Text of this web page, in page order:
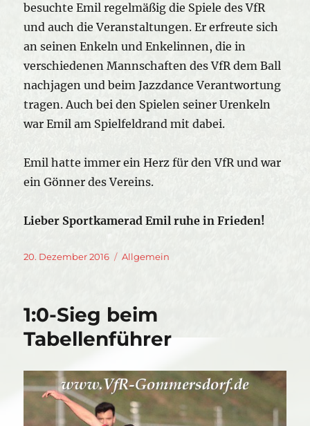
besuchte Emil regelmäßig die Spiele des VfR
und auch die Veranstaltungen. Er erfreute sich
an seinen Enkeln und Enkelinnen, die in
verschiedenen Mannschaften des VfR dem Ball
nachjagen und beim Jazzdance Verantwortung
tragen. Auch bei den Spielen seiner Urenkeln
war Emil am Spielfeldrand mit dabei.
Emil hatte immer ein Herz für den VfR und war
ein Gönner des Vereins.
Lieber Sportkamerad Emil ruhe in Frieden!
Veröffentlicht
20. Dezember 2016 Kategorien
Allgemein
1:0-Sieg beim
Tabellenführer